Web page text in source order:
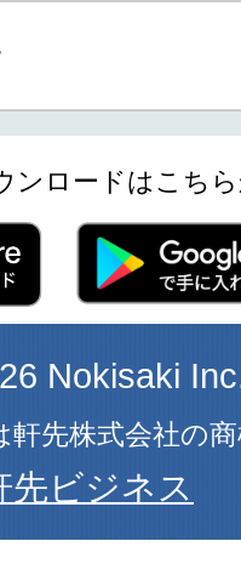
ンロードはこち
Nokisaki
軒先株式会社の
先ビジネス